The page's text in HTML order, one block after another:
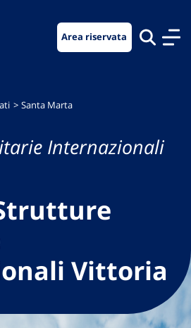
Area riservata
Santa Marta
Internazionali
Vittoria